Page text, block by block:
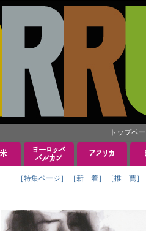
トップペ
［特集ページ］ ［新 着］ ［推 薦］